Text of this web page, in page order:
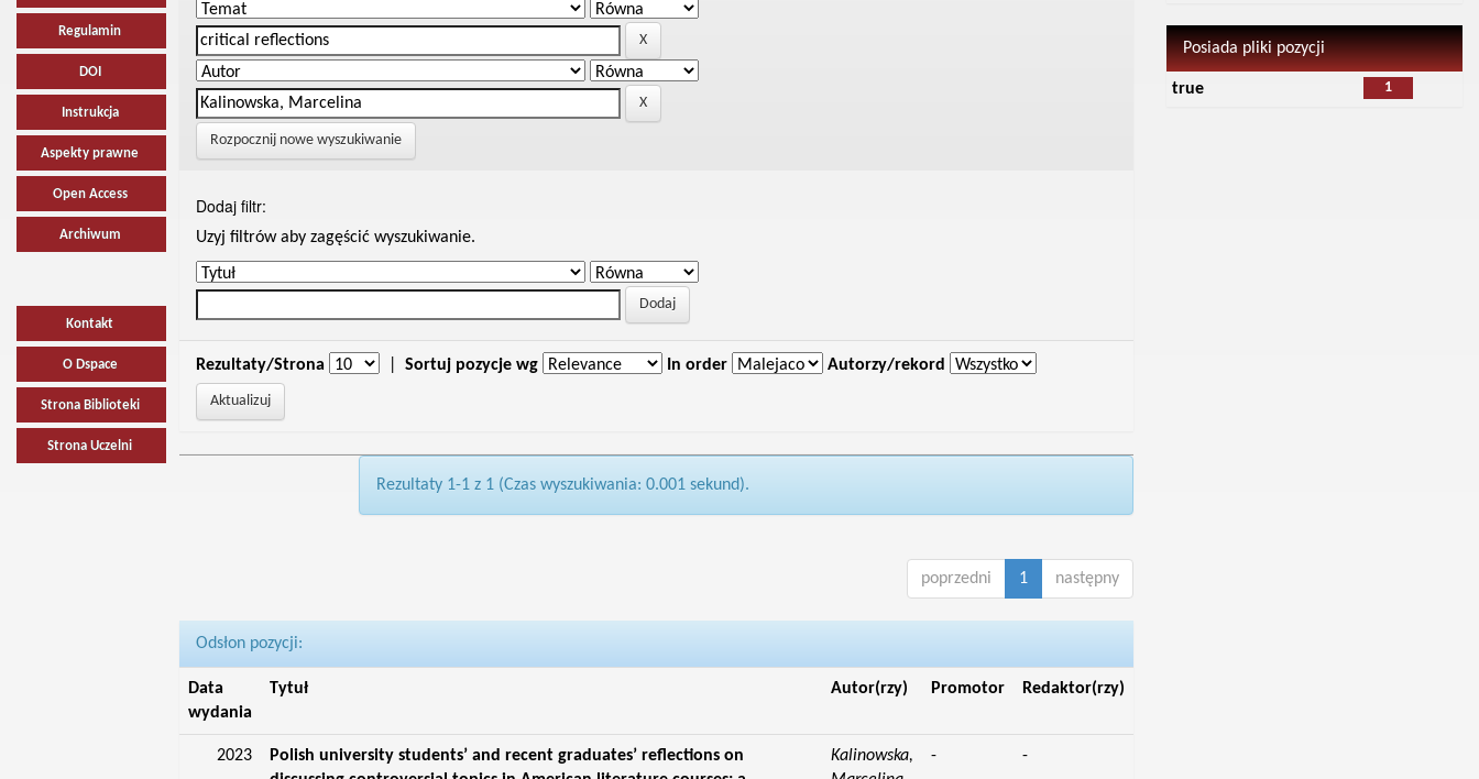
Regulamin
DOI
Instrukcja
Aspekty prawne
Open Access
Archiwum
Kontakt
O Dspace
Strona Biblioteki
Strona Uczelni
Rozpocznij nowe wyszukiwanie
Dodaj filtr:
Uzyj filtrów aby zagęścić wyszukiwanie.
Rezultaty/Strona Sortuj pozycje wg In order Autorzy/rekord
Rezultaty 1-1 z 1 (Czas wyszukiwania: 0.001 sekund).
poprzedni 1 następny
Odsłon pozycji:
Data
wydania
Tytuł Autor(rzy) Promotor Redaktor(rzy)
2023
Polish university students’ and recent graduates’ reflections on
Kalinowska,
- -
Posiada pliki pozycji
1
true